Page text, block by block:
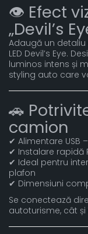
👁️ Efect
„Devil’s
Adaugă un
LED Devil’s Eye.
luminos intens și
styling auto care
🚗
camion
✔ Alimentare USB
✔ Instalare rapidă
✔ Ideal pentru
plafon
✔ Dimensiuni
Se conectează
autoturisme, cât